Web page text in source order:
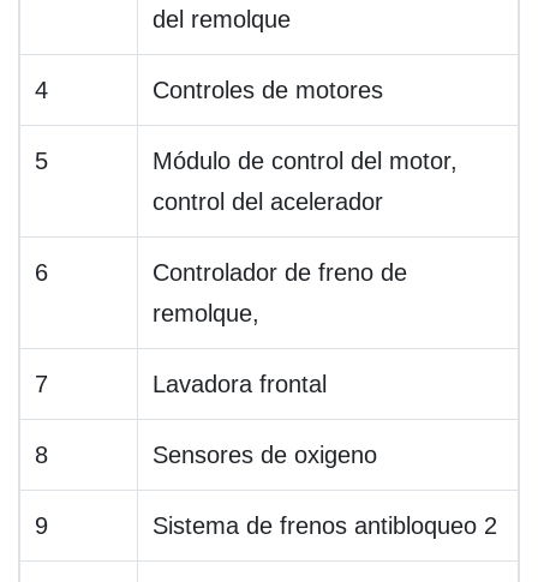
del remolque
4 Controles de motores
5
Módulo de control del motor,
control del acelerador
6
Controlador de freno de
remolque,
7 Lavadora frontal
8 Sensores de oxigeno
9 Sistema de frenos antibloqueo 2